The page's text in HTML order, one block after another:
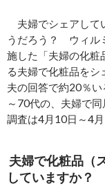
夫婦でシェアして
うだろう？ ウィル
施した「夫婦の化粧
る夫婦で化粧品をシ
夫の回答で約20％
～70代の、夫婦で
調査は4月10日～4月
夫婦で化粧品（
していますか？